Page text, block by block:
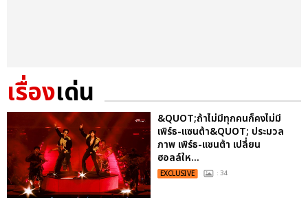
เรื่องเด่น
&QUOT;ถ้าไม่มีทุกคนก็คงไม่มี
เพิร์ธ-แซนต้า&QUOT; ประมวล
ภาพ เพิร์ธ-แซนต้า เปลี่ยน
ฮอลล์ให...
EXCLUSIVE : 34